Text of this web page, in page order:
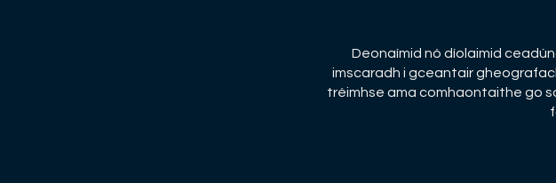
Deonaímid nó díolaimid
imscaradh i gceantair
tréimhse ama comhaontaithe go